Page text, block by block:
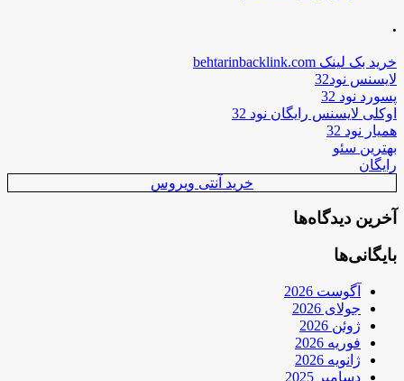
.
خرید بک لینک behtarinbacklink.com
لایسنس نود32
پسورد نود 32
اوکلی لایسنس رایگان نود 32
همیار نود 32
بهترین سئو
رایگان
خرید آنتی ویروس
آخرین دیدگاه‌ها
بایگانی‌ها
آگوست 2026
جولای 2026
ژوئن 2026
فوریه 2026
ژانویه 2026
دسامبر 2025